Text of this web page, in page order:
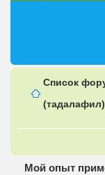
Список
(тадалафил)
Мой опыт